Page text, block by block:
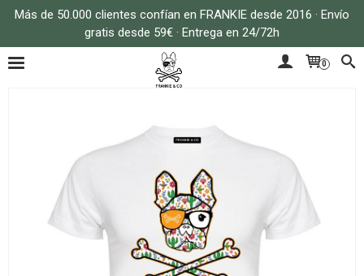
Más de 50.000 clientes confían en FRANKIE desde 2016 · Envío
gratis desde 59€ · Entrega en 24/72h
0